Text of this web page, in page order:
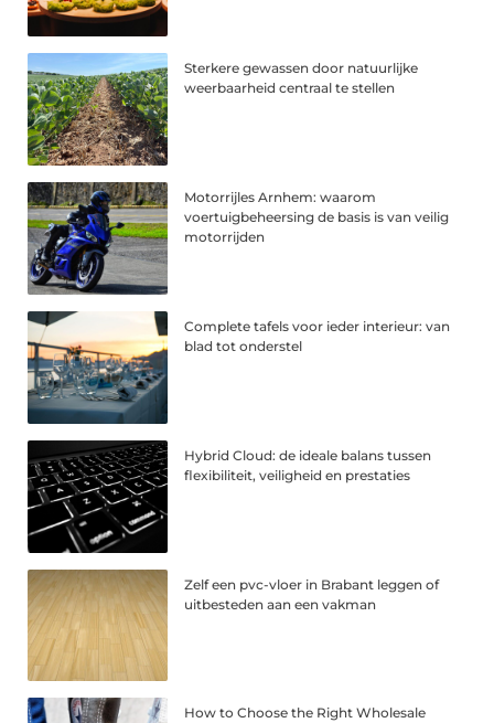
Sterkere gewassen door natuurlijke
weerbaarheid centraal te stellen
Motorrijles Arnhem: waarom
voertuigbeheersing de basis is van veilig
motorrijden
Complete tafels voor ieder interieur: van
blad tot onderstel
Hybrid Cloud: de ideale balans tussen
flexibiliteit, veiligheid en prestaties
Zelf een pvc-vloer in Brabant leggen of
uitbesteden aan een vakman
How to Choose the Right Wholesale